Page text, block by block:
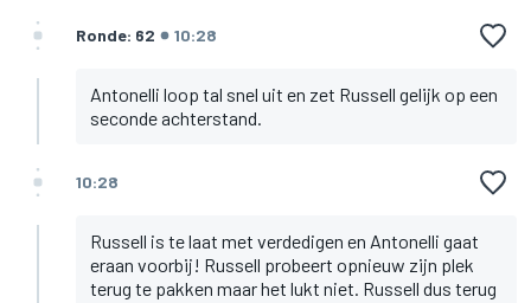
Ronde: 62 10:28
Antonelli loop tal snel uit en zet Russell gelijk op een
seconde achterstand.
10:28
Russell is te laat met verdedigen en Antonelli gaat
eraan voorbij! Russell probeert opnieuw zijn plek
terug te pakken maar het lukt niet. Russell dus terug